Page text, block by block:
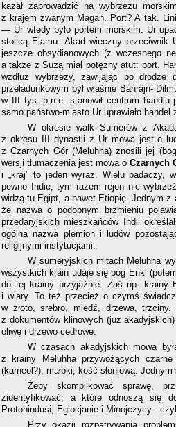
kazał zaprowadzić na wybrzeżu
z krajem zwanym Magan. Port? A tak.
— Ur wtedy było portem morskim. Ur
stolicą Elamu. Akad wieczny przeciwnik
jeszcze obsydianowych (z wczesnego
a także z Suzą miał potężny atut: port.
wzdłuż wybrzeży, zawijając po
przeładunkowym był właśnie Bahrajn-
w III tys. p.n.e. stanowił centrum handlu
samo państwo-miasto Ur uprawiało handel
W okresie walk Sumerów z
z okresu III dynastii z Ur mowa jest o
z Czarnych Gór (Meluhha) znosili jej
wersji tłumaczenia jest mowa o Czarnych
i „kraj" to jeden wyraz. Wielu badaczy,
pewno Indie, tym razem rejon nie
widzą tu Egipt, a nawet Etiopię. Jednym z
że nazwa o podobnym brzmieniu
przedaryjskich mieszkańców Indii
ogólna nazwa plemion i ludów
religijnymi instytucjami.
W sumeryjskich mitach Meluhha
wszystkich krain udaje się bóg Enki
do tej krainy przyjaźnie. Zaś np. krainy
i wiary. To też przecież o czymś
w złoto, srebro, miedź, drzewa,
z dokumentów klinowych (już
oliwę i drzewo cedrowe.
W czasach akadyjskich mowa
z krainy Meluhha przywożących
(karneol?), małpki, kość słoniową.
Żeby skomplikować sprawę,
zidentyfikować, a które odnoszą się
Protohindusi, Egipcjanie i Minojczycy -
Przy okazji rozpatrywania